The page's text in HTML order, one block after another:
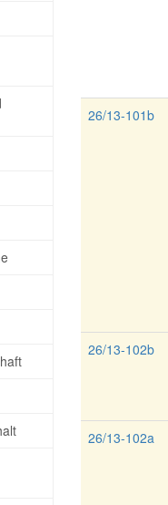
26/13-101b
26/13-102b
26/13-102a